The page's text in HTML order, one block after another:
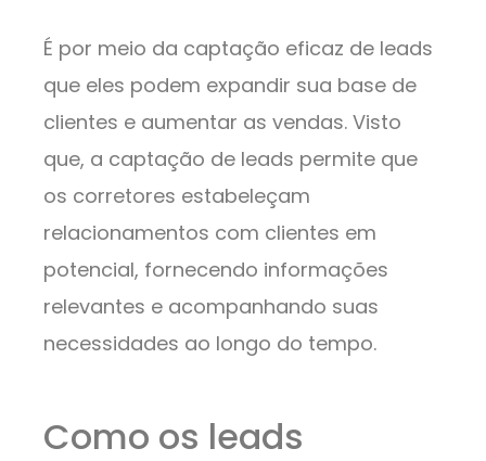
É por meio da captação eficaz de leads
que eles podem expandir sua base de
clientes e aumentar as vendas. Visto
que, a captação de leads permite que
os corretores estabeleçam
relacionamentos com clientes em
potencial, fornecendo informações
relevantes e acompanhando suas
necessidades ao longo do tempo.
Como os leads